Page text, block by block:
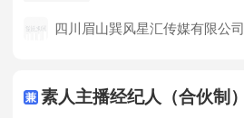
四川眉山巽风星汇传媒有限公司
素人主播经纪人（合伙制）